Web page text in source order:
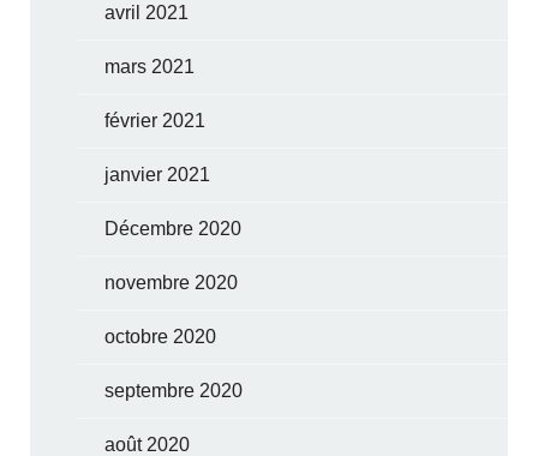
avril 2021
mars 2021
février 2021
janvier 2021
Décembre 2020
novembre 2020
octobre 2020
septembre 2020
août 2020